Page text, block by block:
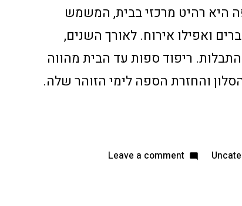
היא רהיט מרכזי בבית, המשמש
ואפילו אירוח. לאורך השנים,
ריפוד ספות עד הבית מהווה
הסלון והחזרת הספה לימי הזוהר שלה.
Leave a comment